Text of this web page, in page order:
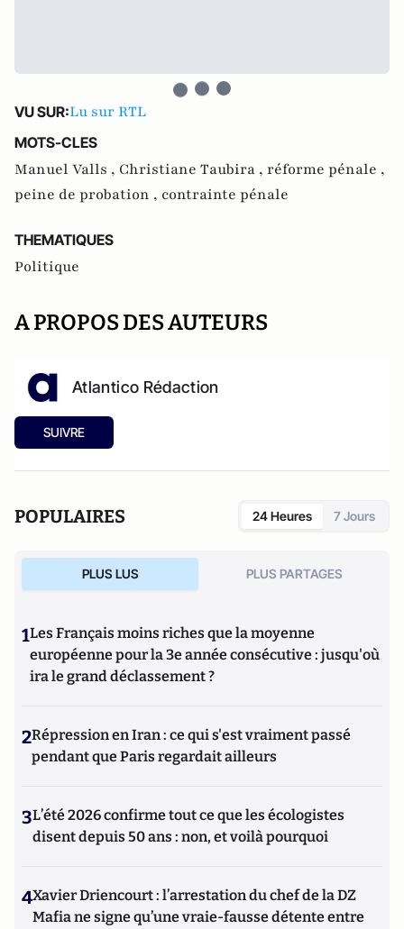
VU SUR:Lu sur RTL
MOTS-CLES
Manuel Valls , Christiane Taubira , réforme pénale ,
peine de probation , contrainte pénale
THEMATIQUES
Politique
A PROPOS DES AUTEURS
Atlantico Rédaction
SUIVRE
POPULAIRES 24 Heures 7 Jours
PLUS LUS PLUS PARTAGES
1Les Français moins riches que la moyenne
européenne pour la 3e année consécutive : jusqu'où
ira le grand déclassement ?
2Répression en Iran : ce qui s'est vraiment passé
pendant que Paris regardait ailleurs
3L’été 2026 confirme tout ce que les écologistes
disent depuis 50 ans : non, et voilà pourquoi
4Xavier Driencourt : l’arrestation du chef de la DZ
Mafia ne signe qu’une vraie-fausse détente entre